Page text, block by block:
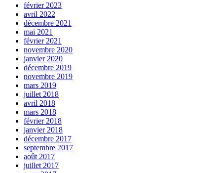
février 2023
avril 2022
décembre 2021
mai 2021
février 2021
novembre 2020
janvier 2020
décembre 2019
novembre 2019
mars 2019
juillet 2018
avril 2018
mars 2018
février 2018
janvier 2018
décembre 2017
septembre 2017
août 2017
juillet 2017